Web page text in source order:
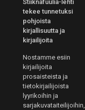
Stiiknafuulia-lehti
tekee tunnetuksi
pohjoista
kirjallisuutta ja
kirjailijoita
Nostamme esiin
kirjailijoita
prosaisteista ja
tietokirjailijoista
lyyrikoihin ja
sarjakuvataiteilijoihin,